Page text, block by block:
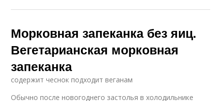
Морковная запеканка без яиц.
Вегетарианская морковная
запеканка
содержит чеснок подходит веганам
Обычно после новогоднего застолья в холодильнике